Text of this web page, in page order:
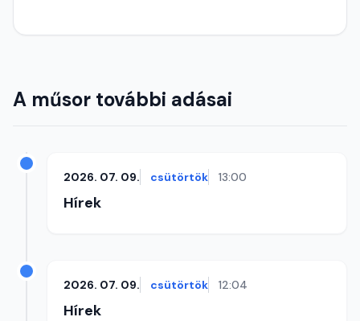
A műsor további adásai
2026. 07. 09. csütörtök 13:00
Hírek
2026. 07. 09. csütörtök 12:04
Hírek